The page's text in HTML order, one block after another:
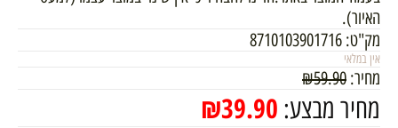
האיור).
מק"ט: 8710103901716
אין במלאי
מחיר: ₪59.90
מחיר מבצע: ₪39.90